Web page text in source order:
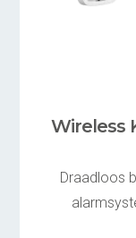
Wireless
Draadloos